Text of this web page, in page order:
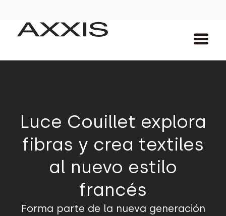
Luce Couillet explora
fibras y crea textiles
al nuevo estilo
francés
Forma parte de la nueva generación